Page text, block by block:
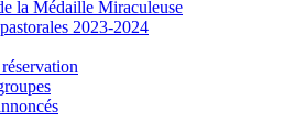
la Médaille Miraculeuse
2023-2024